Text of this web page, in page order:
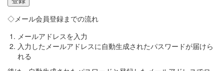
◇メール会員登録までの流れ
メールアドレスを入力
入力したメールアドレスに自動生成されたパスワードが届けら
れる